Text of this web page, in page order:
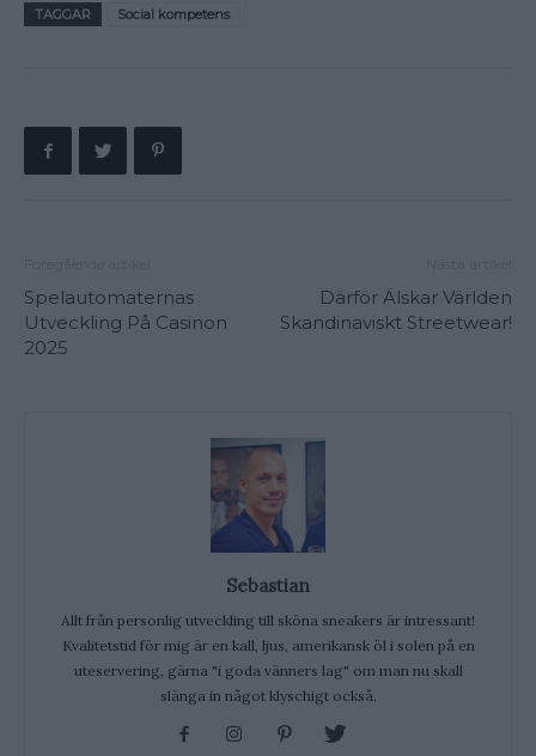
TAGGAR Social kompetens
Spelautomaternas
Utveckling På Casinon
2025
Därför Älskar Världen
Skandinaviskt Streetwear!
Sebastian
Allt från personlig utveckling till sköna sneakers är intressant!
Kvalitetstid för mig är en kall, ljus, amerikansk öl i solen på en
uteservering, gärna "i goda vänners lag" om man nu skall
slänga in något klyschigt också.